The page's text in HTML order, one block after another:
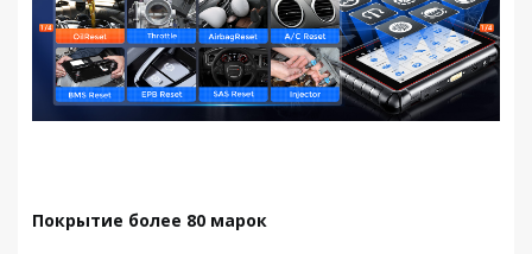
Покрытие более 80 марок